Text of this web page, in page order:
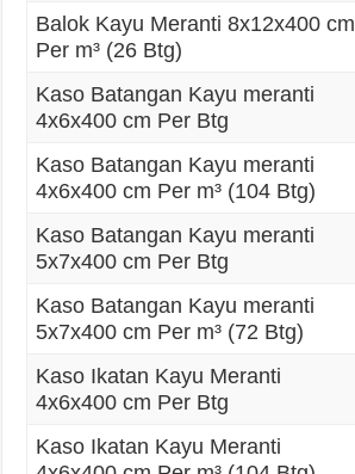
Balok Kayu Meranti 8x12x400 cm
Per m³ (26 Btg)
Kaso Batangan Kayu meranti
4x6x400 cm Per Btg
Kaso Batangan Kayu meranti
4x6x400 cm Per m³ (104 Btg)
Kaso Batangan Kayu meranti
5x7x400 cm Per Btg
Kaso Batangan Kayu meranti
5x7x400 cm Per m³ (72 Btg)
Kaso Ikatan Kayu Meranti
4x6x400 cm Per Btg
Kaso Ikatan Kayu Meranti